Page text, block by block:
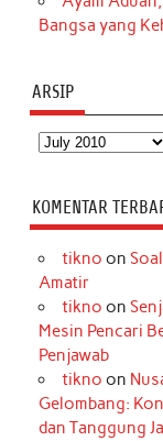
Bangsa yang
ARSIP
Arsip
KOMENTAR
tikno on
Amatir
tikno on
Mesin Pencari
Penjawab
tikno on
Gelombang:
dan Tanggung